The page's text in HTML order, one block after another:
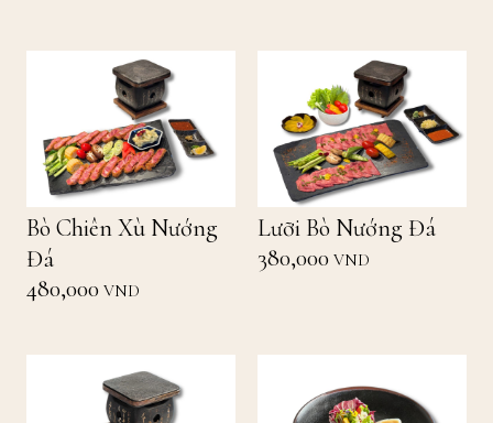
Bò Chiên Xù Nướng
Đá
480,000 VND
Lưỡi Bò Nướng Đá
380,000 VND